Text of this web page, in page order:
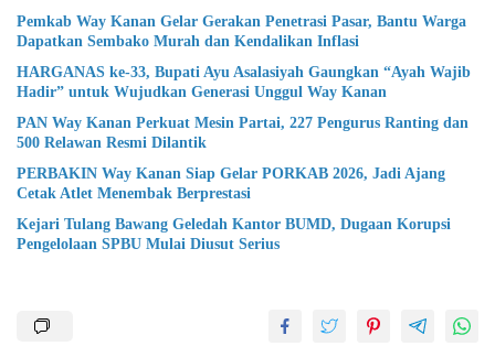
Pemkab Way Kanan Gelar Gerakan Penetrasi Pasar, Bantu Warga
Dapatkan Sembako Murah dan Kendalikan Inflasi
HARGANAS ke-33, Bupati Ayu Asalasiyah Gaungkan “Ayah Wajib
Hadir” untuk Wujudkan Generasi Unggul Way Kanan
PAN Way Kanan Perkuat Mesin Partai, 227 Pengurus Ranting dan
500 Relawan Resmi Dilantik
PERBAKIN Way Kanan Siap Gelar PORKAB 2026, Jadi Ajang
Cetak Atlet Menembak Berprestasi
Kejari Tulang Bawang Geledah Kantor BUMD, Dugaan Korupsi
Pengelolaan SPBU Mulai Diusut Serius